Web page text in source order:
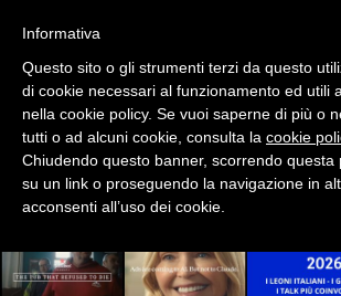
EVENTI
MOBILE
PROMOZIONI
Informativa
Questo sito o gli strumenti terzi da questo
di cookie necessari al funzionamento ed utili
nella cookie policy. Se vuoi saperne di più o
tutti o ad alcuni cookie, consulta la cookie
Chiudendo questo banner, scorrendo questa
su un link o proseguendo la navigazione in
acconsenti all’uso dei cookie.